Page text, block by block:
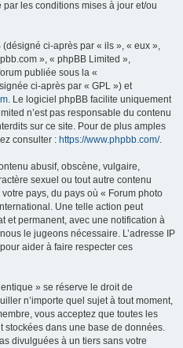
les conditions mises à jour et/ou
ci-après par « ils », « eux »,
», « phpBB Limited »,
publiée sous la «
ci-après par « GPL ») et
. Le logiciel phpBB facilite uniquement
n’est pas responsable du contenu
sur ce site. Pour de plus amples
consulter : https://www.phpbb.com/.
abusif, obscène, vulgaire,
sexuel ou tout autre contenu
pays, du pays où « Forum photo
Une telle action peut
et permanent, avec une notification à
le jugeons nécessaire. L’adresse IP
aider à faire respecter ces
» se réserve le droit de
n’importe quel sujet à tout moment,
vous acceptez que toutes les
stockées dans une base de données.
divulguées à un tiers sans votre